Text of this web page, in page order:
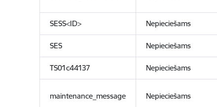
SESS<ID> Nepieciešams
SES Nepieciešams
TS01c44137 Nepieciešams
maintenance_message Nepieciešams